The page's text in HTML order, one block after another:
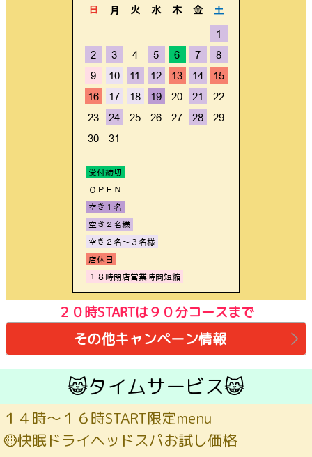
２０時STARTは９０分コースまで
その他キャンペーン情報
😸タイムサービス😸
１４時～１６時START限定menu
🟡快眠ドライヘッドスパお試し価格